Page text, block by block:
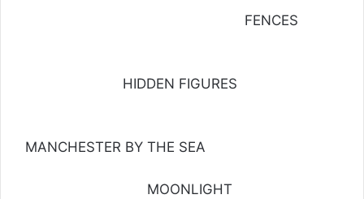
FENCES
HIDDEN FIGURES
MANCHESTER BY THE SEA
MOONLIGHT